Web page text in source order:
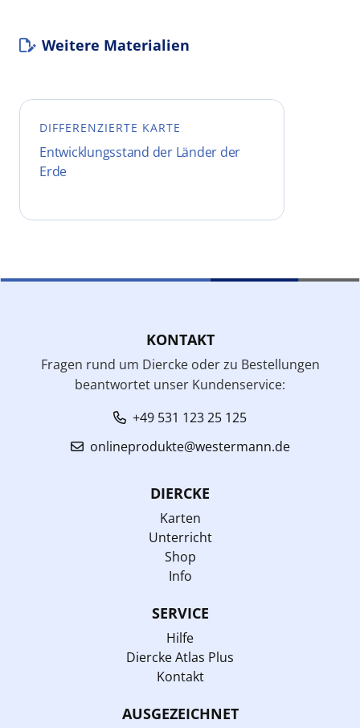
Weitere Materialien
DIFFERENZIERTE KARTE
Entwicklungsstand der Länder der
Erde
KONTAKT
Fragen rund um Diercke oder zu Bestellungen
beantwortet unser Kundenservice:
+49 531 123 25 125
onlineprodukte@westermann.de
DIERCKE
Karten
Unterricht
Shop
Info
SERVICE
Hilfe
Diercke Atlas Plus
Kontakt
AUSGEZEICHNET